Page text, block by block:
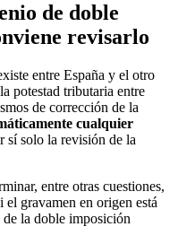
de doble
revisarlo
entre España y el otro
potestad tributaria entre
de corrección de la
cualquier
sí solo la revisión de la
entre otras cuestiones,
el gravamen en origen está
la doble imposición